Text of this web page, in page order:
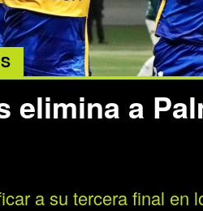
elimina a
a su tercera final en